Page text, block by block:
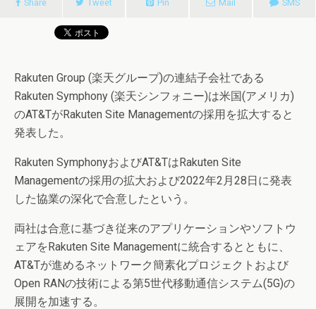
Share Tweet Pin Mail SMS
Rakuten Group (楽天グループ)の連結子会社である
Rakuten Symphony (楽天シンフォニー)は米国(アメリカ)
のAT&TがRakuten Site Managementの採用を拡大すると
発表した。
Rakuten SymphonyおよびAT&TはRakuten Site
Managementの採用の拡大および2022年2月28日に発表
した協業の深化で合意したという。
両社は合意に基づき従来のアプリケーションやソフトウ
ェアをRakuten Site Managementに統合するとともに、
AT&Tが進めるネットワーク簡素化プロジェクトおよび
Open RANの技術による第5世代移動通信システム(5G)の
展開を加速する。